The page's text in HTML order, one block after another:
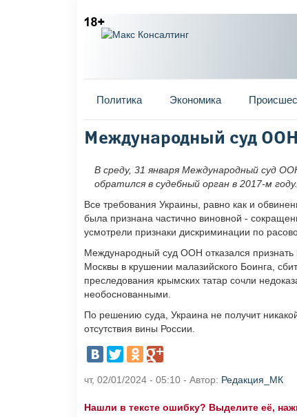
Главное меню
Политика Экономика
Вы здесь
Международный суд
В среду, 31 января Международный суд
обратился в судебный орган в 2017-м году.
Все требования Украины, равно как и
была признана частично виновной -
усмотрели признаки дискриминации по
Международный суд ООН отказался признать
Москвы в крушении малазийского Боинга,
преследования крымских татар сочли
необоснованными.
По решению суда, Украина не получит
отсутствия вины России.
чт, 02/01/2024 - 05:10 - Автор: Редакция_МК
Нашли в тексте ошибку? Выделите её,